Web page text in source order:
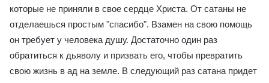
которые не приняли в свое сердце Христа. От сатаны не
отделаешься простым "спасибо". Взамен на свою помощь
он требует у человека душу. Достаточно один раз
обратиться к дьяволу и призвать его, чтобы превратить
свою жизнь в ад на земле. В следующий раз сатана придет